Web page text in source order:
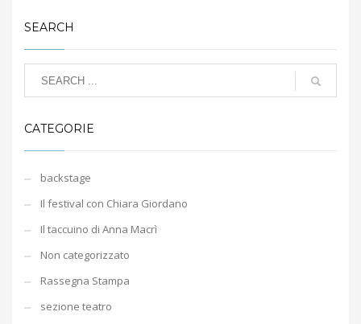
SEARCH
CATEGORIE
backstage
Il festival con Chiara Giordano
Il taccuino di Anna Macrì
Non categorizzato
Rassegna Stampa
sezione teatro